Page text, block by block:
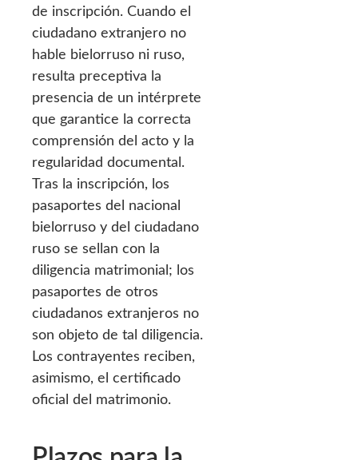
de inscripción. Cuando el
ciudadano extranjero no
hable bielorruso ni ruso,
resulta preceptiva la
presencia de un intérprete
que garantice la correcta
comprensión del acto y la
regularidad documental.
Tras la inscripción, los
pasaportes del nacional
bielorruso y del ciudadano
ruso se sellan con la
diligencia matrimonial; los
pasaportes de otros
ciudadanos extranjeros no
son objeto de tal diligencia.
Los contrayentes reciben,
asimismo, el certificado
oficial del matrimonio.